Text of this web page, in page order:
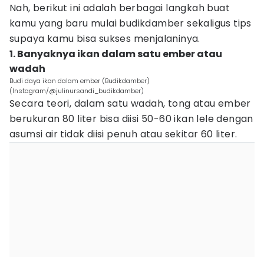
Nah, berikut ini adalah berbagai langkah buat
kamu yang baru mulai budikdamber sekaligus tips
supaya kamu bisa sukses menjalaninya.
1. Banyaknya ikan dalam satu ember atau
wadah
Budi daya ikan dalam ember (Budikdamber)
(Instagram/@julinursandi_budikdamber)
Secara teori, dalam satu wadah, tong atau ember
berukuran 80 liter bisa diisi 50-60 ikan lele dengan
asumsi air tidak diisi penuh atau sekitar 60 liter.